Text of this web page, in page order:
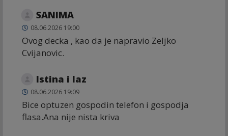
SANIMA
08.06.2026 19:00
Ovog decka , kao da je napravio Zeljko
Cvijanovic.
Istina i laz
08.06.2026 19:09
Bice optuzen gospodin telefon i gospodja
flasa.Ana nije nista kriva